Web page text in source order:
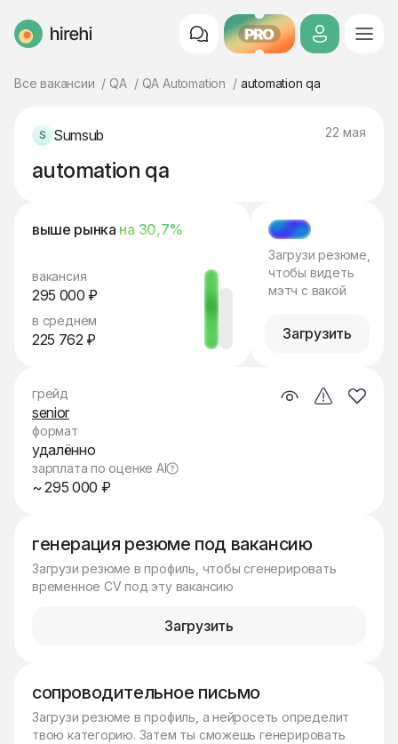
HireHi PRO
Все вакансии QA QA Automation automation qa
Sumsub 22 мая
automation qa
выше рынка на 30,7%
вакансия
295 000 ₽
в среднем
225 762 ₽
МЭТЧ
Загрузи резюме,
чтобы видеть
мэтч с вакой
Загрузить
генерация резюме под вакансию
Загрузи резюме в профиль, чтобы сгенерировать
временное CV под эту вакансию
Загрузить
сопроводительное письмо
Загрузи резюме в профиль, а нейросеть определит
твою категорию. Затем ты сможешь генерировать
грейд
senior
формат
удалённо
зарплата по оценке AI
~ 295 000 ₽